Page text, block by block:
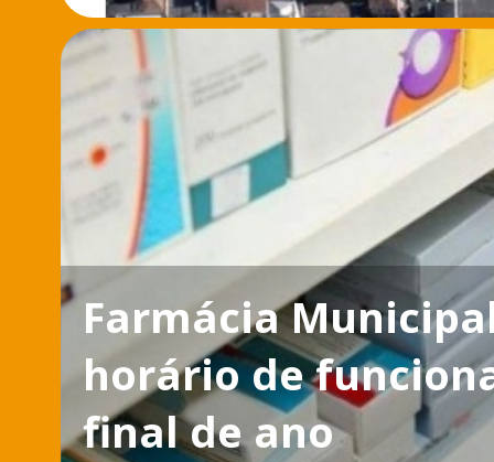
Farmácia
horário de
final de ano